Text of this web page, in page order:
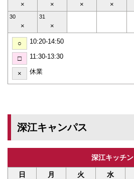
× × × ×
30
×
31
×
○ 10:20-14:50
□ 11:30-13:30
× 休業
深江キャンパス
深江キッチン
日 月 火 水